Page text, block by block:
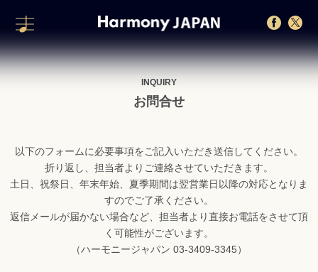
INQUIRY
お問合せ
以下のフォームに必要事項をご記入いただき送信してください。
折り返し、担当者よりご連絡させていただきます。
土日、祝祭日、年末年始、夏季期間は翌営業日以降の対応となりま
すのでご了承ください。
返信メールが届かない場合など、担当者より直接お電話をさせて頂
く可能性がございます。
（ハーモニージャパン 03-3409-3345）